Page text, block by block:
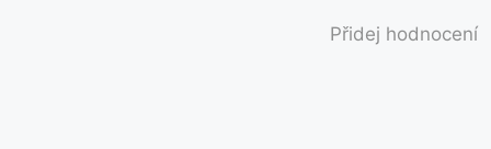
Přidej hodnocení